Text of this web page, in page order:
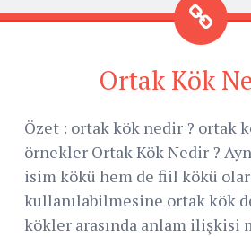
Ortak Kök
Özet : ortak kök nedir ? ortak
örnekler Ortak Kök Nedir ?
isim kökü hem de fiil kökü
kullanılabilmesine ortak kök
kökler arasında anlam ilişkisi